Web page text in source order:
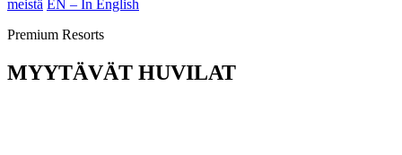
meistä EN – In English
Premium Resorts
MYYTÄVÄT HUVILAT